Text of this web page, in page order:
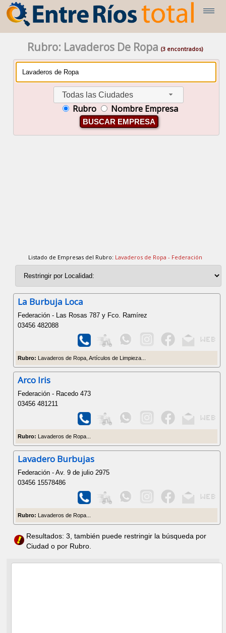
Rubro: Lavaderos De Ropa(3 encontrados)
Todas las Ciudades
Rubro Nombre Empresa
BUSCAR EMPRESA
Listado de Empresas del Rubro: Lavaderos de Ropa - Federación
La Burbuja Loca
Federación - Las Rosas 787 y Fco. Ramírez
03456 482088
Rubro: Lavaderos de Ropa, Artículos de Limpieza...
Arco Iris
Federación - Racedo 473
03456 481211
Rubro: Lavaderos de Ropa...
Lavadero Burbujas
Federación - Av. 9 de julio 2975
03456 15578486
Rubro: Lavaderos de Ropa...
Resultados: 3, también puede restringir la búsqueda por
Ciudad o por Rubro.